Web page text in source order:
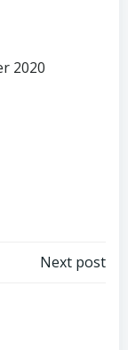
2020
Next post